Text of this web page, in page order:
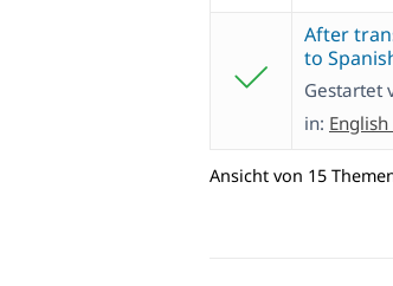
After
to
Gestartet
in:
Ansicht von 15